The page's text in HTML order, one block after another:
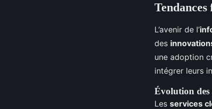
L’avenir de l’
des
une adoption
intégrer leurs
Évolution des
Les services